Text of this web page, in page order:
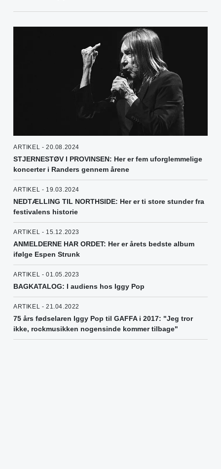
ARTIKEL - 20.08.2024
STJERNESTØV I PROVINSEN: Her er fem uforglemmelige
koncerter i Randers gennem årene
ARTIKEL - 19.03.2024
NEDTÆLLING TIL NORTHSIDE: Her er ti store stunder fra
festivalens historie
ARTIKEL - 15.12.2023
ANMELDERNE HAR ORDET: Her er årets bedste album
ifølge Espen Strunk
ARTIKEL - 01.05.2023
BAGKATALOG: I audiens hos Iggy Pop
ARTIKEL - 21.04.2022
75 års fødselaren Iggy Pop til GAFFA i 2017: "Jeg tror
ikke, rockmusikken nogensinde kommer tilbage"